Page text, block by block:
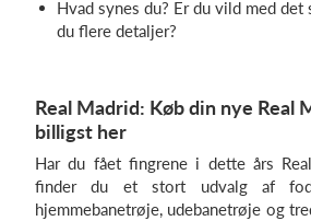
Hvad synes du? Er du vild med det
du flere detaljer?
Real Madrid: Køb din nye Real
billigst her
Har du fået fingrene i dette års
finder du et stort udvalg af
hjemmebanetrøje, udebanetrøje og